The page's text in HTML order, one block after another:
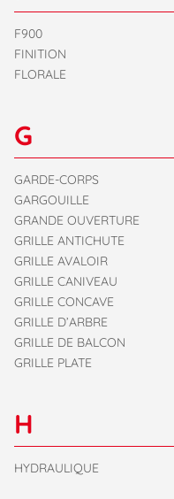
F900
FINITION
FLORALE
G
GARDE-CORPS
GARGOUILLE
GRANDE OUVERTURE
GRILLE ANTICHUTE
GRILLE AVALOIR
GRILLE CANIVEAU
GRILLE CONCAVE
GRILLE D’ARBRE
GRILLE DE BALCON
GRILLE PLATE
H
HYDRAULIQUE